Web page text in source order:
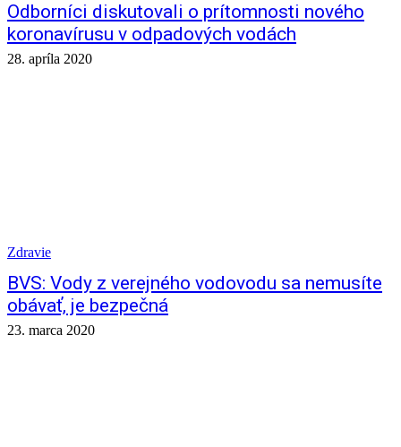
Odborníci diskutovali o prítomnosti nového
koronavírusu v odpadových vodách
28. apríla 2020
Zdravie
BVS: Vody z verejného vodovodu sa nemusíte
obávať, je bezpečná
23. marca 2020